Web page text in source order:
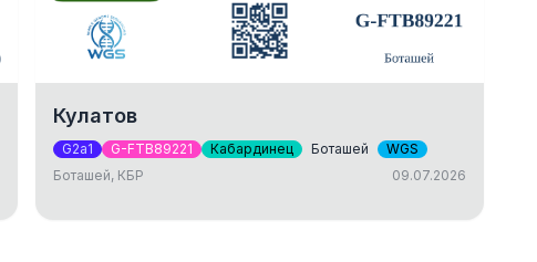
Кулатов
G2a1 G-FTB89221 Кабардинец Боташей
WGS
Боташей, КБР
09.07.2026